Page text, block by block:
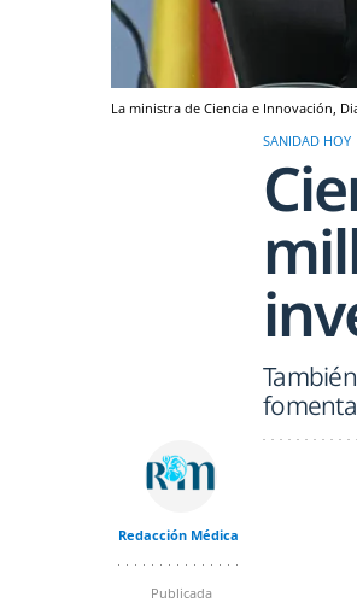
La ministra de Ciencia e Innovación,
SANIDAD HOY
Redacción Médica
Publicada